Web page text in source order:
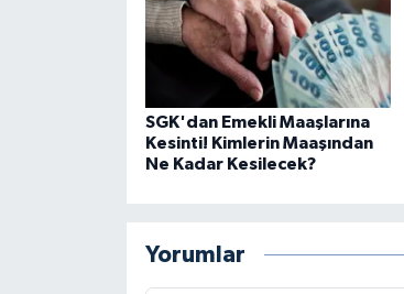
SGK'dan Emekli Maaşlarına
Kesinti! Kimlerin Maaşından
Ne Kadar Kesilecek?
Yorumlar